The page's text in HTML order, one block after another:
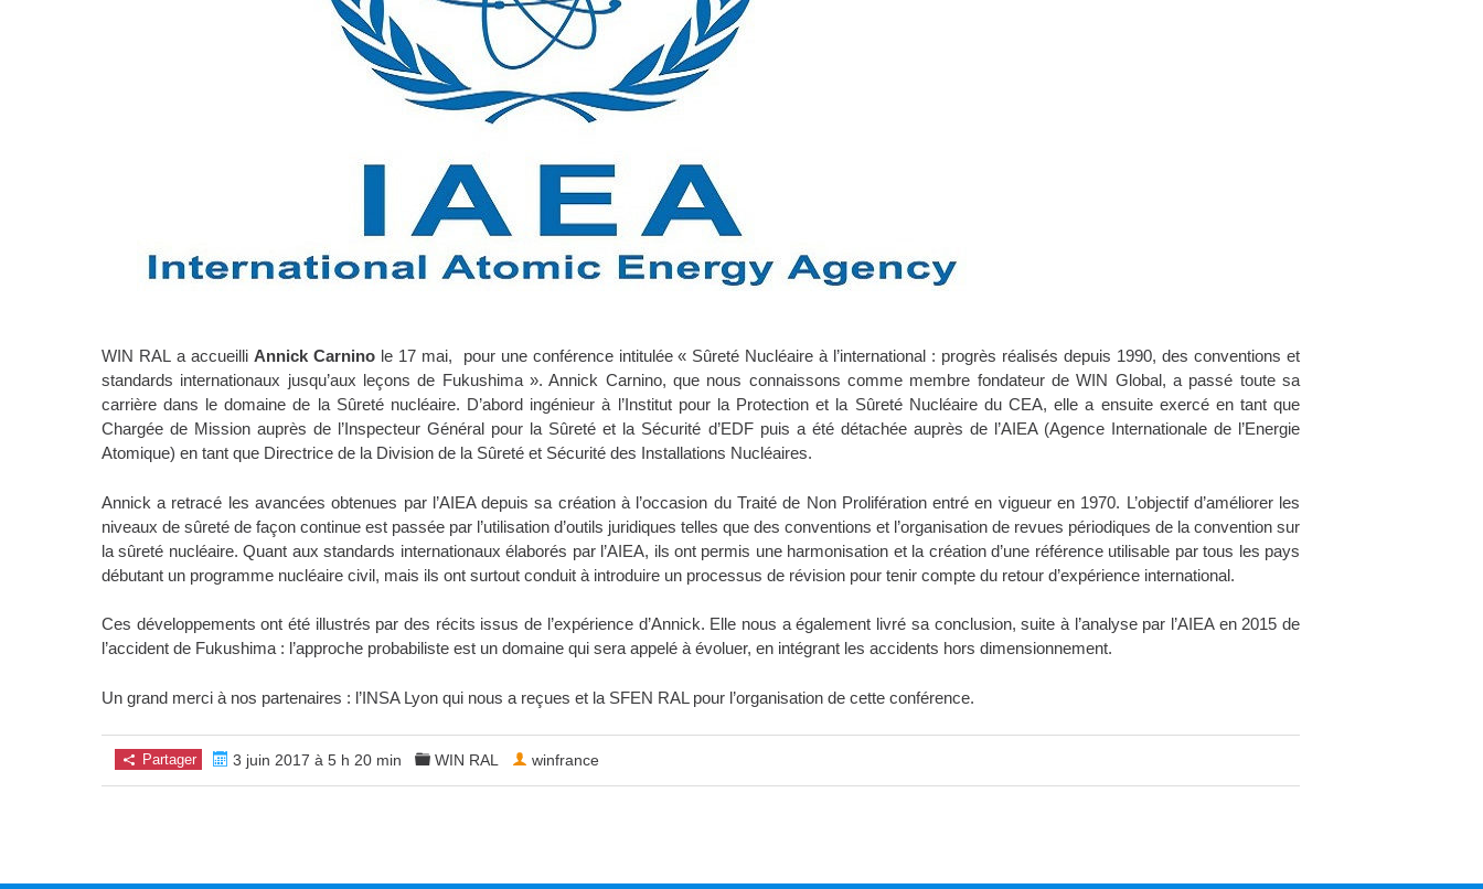
WIN RAL a accueilli Annick Carninole 17 mai, pour une conférence intitulée « Sûreté Nucléaire à l’international : progrès réalisés depuis 1990, des conventions et
standards internationaux jusqu’aux leçons de Fukushima ». Annick Carnino, que nous connaissons comme membre fondateur de WIN Global, a passé toute sa
carrière dans le domaine de la Sûreté nucléaire. D’abord ingénieur à l’Institut pour la Protection et la Sûreté Nucléaire du CEA, elle a ensuite exercé en tant que
Chargée de Mission auprès de l’Inspecteur Général pour la Sûreté et la Sécurité d’EDF puis a été détachée auprès de l’AIEA (Agence Internationale de l’Energie
Atomique) en tant que Directrice de la Division de la Sûreté et Sécurité des Installations Nucléaires.
Annick a retracé les avancées obtenues par l’AIEA depuis sa création à l’occasion du Traité de Non Prolifération entré en vigueur en 1970. L’objectif d’améliorer les
niveaux de sûreté de façon continue est passée par l’utilisation d’outils juridiques telles que des conventions et l’organisation de revues périodiques de la convention sur
la sûreté nucléaire. Quant aux standards internationaux élaborés par l’AIEA, ils ont permis ​une harmonisation et ​la création d’une référence utilisable par tous les pays
débutant un programme nucléaire civil, mais ils ont surtout conduit à introduire un processus de révision pour tenir compte du retour d’expérience international​.
Ces développements ont été illustrés par des récits issus de l’expérience d’Annick. Elle nous a également livré sa conclusion, suite à l’analyse par l’AIEA en 2015 de
l’accident de Fukushima : l’approche probabiliste est un domaine qui sera appelé à évoluer, en intégrant les accidents hors dimensionnement.
​Un grand merci à nos partenaires : l’INSA Lyon qui nous a reçues et la SFEN RAL pour l’organisation de cette conférence.
Partager 3 juin 2017 à 5 h 20 min WIN RAL winfrance